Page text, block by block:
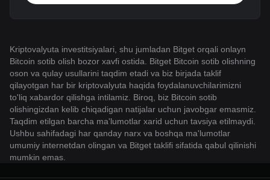
Kriptovalyuta investitsiyalari, shu jumladan Bitget orqali onlayn
Bitcoin sotib olish bozor xavfi ostida. Bitget Bitcoin sotib olishning
oson va qulay usullarini taqdim etadi va biz birjada taklif
qilayotgan har bir kriptovalyuta haqida foydalanuvchilarimizni
to'liq xabardor qilishga intilamiz. Biroq, biz Bitcoin sotib
olishingizdan kelib chiqadigan natijalar uchun javobgar emasmiz.
Taqdim etilgan barcha ma'lumotlar xarid uchun tavsiya etilmaydi.
Ushbu sahifadagi har qanday narx va boshqa ma'lumotlar
umumiy internetdan olingan va Bitget taklifi sifatida qabul qilinishi
mumkin emas.